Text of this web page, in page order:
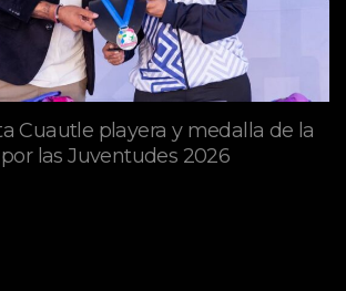
Cuautle playera y medalla de la
las Juventudes 2026